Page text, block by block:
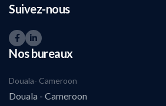
Suivez-nous
Nos bureaux
Douala- Cameroon
Douala - Cameroon